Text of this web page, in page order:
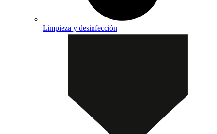
Limpieza y desinfección